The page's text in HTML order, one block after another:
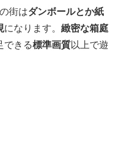
街はダンボールとか紙
になります。 緻密な箱庭
できる標準画質以上で遊